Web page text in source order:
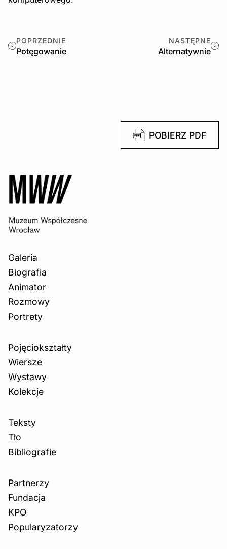
POPRZEDNIE
Potęgowanie
NASTĘPNE
Alternatywnie
POBIERZ PDF
Galeria
Biografia
Animator
Rozmowy
Portrety
Pojęciokształty
Wiersze
Wystawy
Kolekcje
Teksty
Tło
Bibliografie
Partnerzy
Fundacja
KPO
Popularyzatorzy